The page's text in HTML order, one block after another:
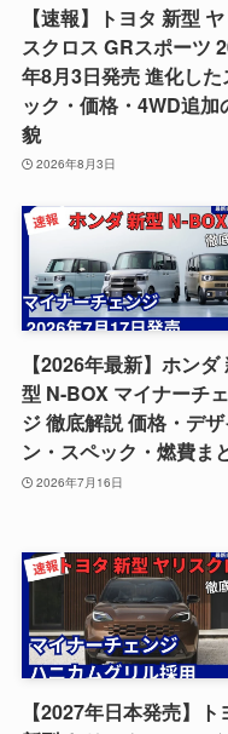
【速報】トヨタ 新型 ヤ
スクロス GRスポーツ
年8月3日発売 進化した
ック・価格・4WD追加
貌
2026年8月3日
【2026年最新】ホンダ
型 N-BOX マイナーチ
ジ 徹底解説 価格・デザ
ン・スペック・燃費ま
2026年7月16日
【2027年日本発売】ト